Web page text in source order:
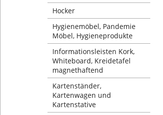
Hocker
Hygienemöbel, Pandemie
Möbel, Hygieneprodukte
Informationsleisten Kork,
Whiteboard, Kreidetafel
magnethaftend
Kartenständer,
Kartenwagen und
Kartenstative